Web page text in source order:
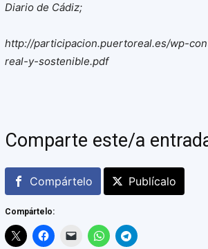
Diario de Cádiz;
http://participacion.puertoreal.es/wp-
real-y-sostenible.pdf
Comparte este/a
Compártelo Publícalo
Compártelo: